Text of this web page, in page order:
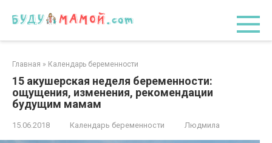
Главная » Календарь беременности
15 акушерская неделя беременности:
ощущения, изменения, рекомендации
будущим мамам
15.06.2018 Календарь беременности Людмила